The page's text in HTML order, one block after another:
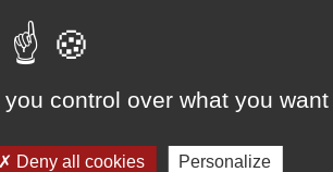
control over what you
Deny all cookies Personalize